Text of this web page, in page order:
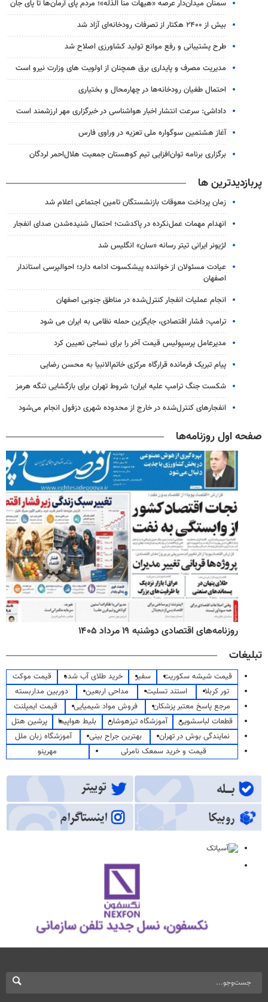
سمنان میدان‌دار عرصه «هیهات منا الذله»؛ مردم پای آرمان‌ها تا پای جان
بیش از ۲۴۰۰ هکتار از تصرفات رودخانه‌ای آزاد شد
طرح پشتیبانی و رفع موانع تولید کشاورزی اصلاح شد
مدیریت مصرف و پایداری برق همچنان از اولویت های وزارت نیرو است
احتمال طغیان رودخانه‌ها در چهارمحال و بختیاری
داداشی: سرعت انتشار اخبار هواشناسی در خبرگزاری مهر ارزشمند است
آغاز هشتمین سوگواره ملی تعزیه در وراوی فارس
برگزاری برنامه توان‌افزایی تیم کوهستان جمعیت هلال‌احمر لردگان
پربازدیدترین ها
زمان پرداخت معوقات بازنشستگان تامین اجتماعی اعلام شد
انهدام مهمات عمل‌نکرده در پاکدشت؛ احتمال شنیده‌شدن صدای انفجار
لژیونر ایرانی تیتر رسانه «سان» انگلیس شد
عیادت مسئولان از خواننده پیشکسوت ادامه دارد؛ احوالپرسی استاندار
اصفهان
انجام عملیات انفجار کنترل‌شده در مناطق جنوبی اصفهان
ترامپ: فشار اقتصادی، جایگزین حمله نظامی به ایران می شود
مدیرعامل پرسپولیس قیمت آخر را برای نساجی تعیین کرد
پیام تبریک فرمانده قرارگاه مرکزی خاتم‌الانبیا به محسن رضایی
شکست جنگ ترامپ علیه ایران؛ شروط تهران برای بازگشایی تنگه هرمز
انفجارهای کنترل‌شده در خارج از محدوده شهری دزفول انجام می‌شود
صفحه اول روزنامه‌ها
روزنامه‌های اقتصادی دوشنبه ۱۹ مرداد ۱۴۰۵
تبلیغات
قیمت شیشه سکوریت سفیر خرید طلای آب شده
قیمت موکت
تور کربلا
استند تسلیت مداحی اربعین
دوربین مداربسته
مرجع پاسخ معتبر پزشکان
فروش مواد شیمیایی
قیمت ایمپلنت
قطعات لباسشویی
آموزشگاه تیزهوشان بلیط هواپیما
پرشین هتل
نمایندگی بوش در تهران
بهترین جراح بینی
آموزشگاه زبان ملل
قیمت و خرید سمعک نامرئی
مهرینو